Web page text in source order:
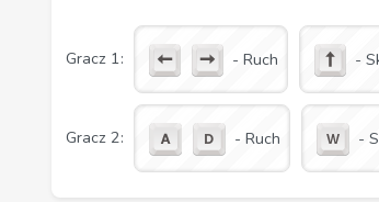
Gracz 1: - Ruch -
Gracz 2: - Ruch -